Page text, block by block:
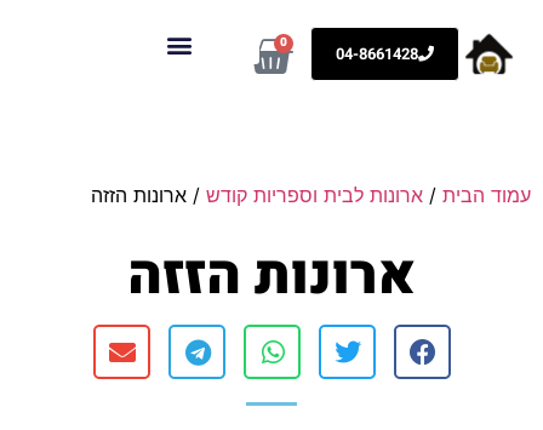
04-8661428
0
עמוד הבית / ארונות לבית וספריות קודש / ארונות הזזה
ארונות הזזה